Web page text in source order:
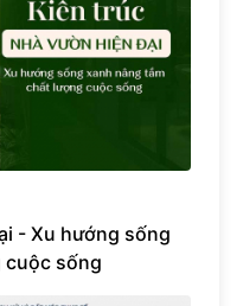
- Xu hướng sống
cuộc sống